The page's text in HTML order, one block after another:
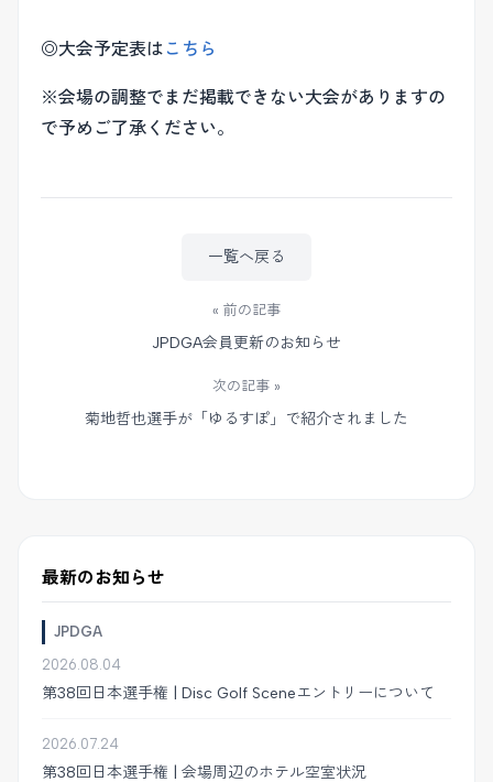
◎大会予定表は こちら
※会場の調整でまだ掲載できない大会がありますの
で予めご了承ください。
« 前の記事
JPDGA会員更新のお知らせ
一覧へ戻る
次の記事 »
菊地哲也選手が「ゆるすぽ」で紹介されました
最新のお知らせ
JPDGA
2026.08.04
第38回日本選手権 | Disc Golf Sceneエントリーについて
2026.07.24
第38回日本選手権 | 会場周辺のホテル空室状況